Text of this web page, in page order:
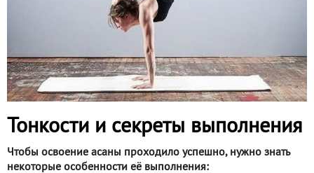
Тонкости и секреты выполнения
Чтобы освоение асаны проходило успешно, нужно знать
некоторые особенности её выполнения: